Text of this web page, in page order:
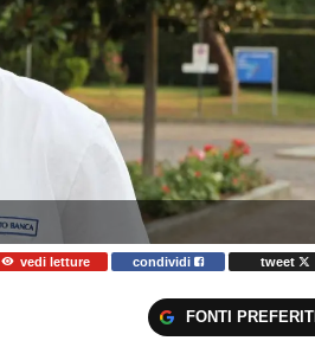
vedi letture condividi tweet
FONTI